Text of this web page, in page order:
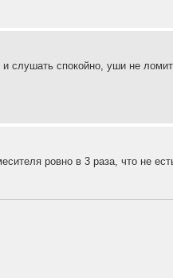
слушать спокойно, уши не
ровно в 3 раза, что не